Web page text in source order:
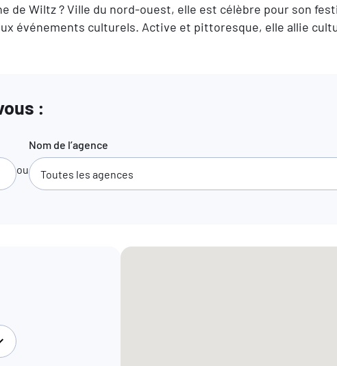
de Wiltz ? Ville du nord-ouest, elle est célèbre pour son
événements culturels. Active et pittoresque, elle allie
:
ou
Nom de l’agence